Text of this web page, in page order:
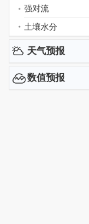
强对流
土壤水分
天气预报
数值预报